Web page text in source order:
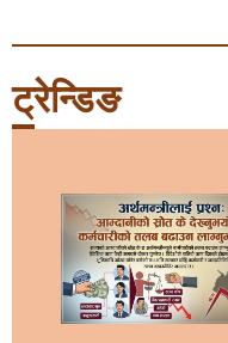
ट्रेन्डिङ